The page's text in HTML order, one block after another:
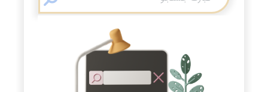
انتخاب زبان